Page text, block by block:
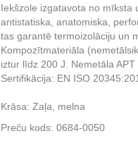
Iekšzole izgatavota no mīksta
antistatiska, anatomiska,
tas garantē termoizolāciju un
Kompozītmateriāla
iztur līdz 200 J. Nemetāla APT
Sertifikācija: EN ISO
Krāsa: Zaļa, melna
Preču kods: 0684-0050